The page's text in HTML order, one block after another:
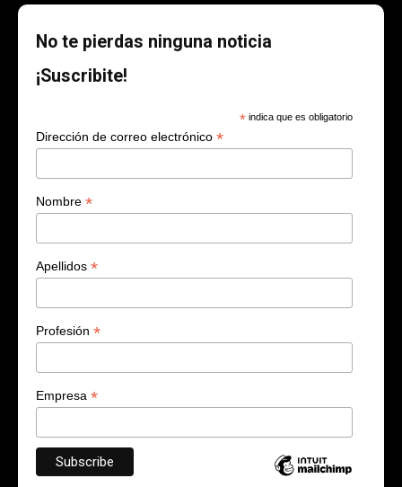
No te pierdas ninguna noticia
¡Suscribite!
* indica que es obligatorio
Dirección de correo electrónico *
Nombre *
Apellidos *
Profesión *
Empresa *